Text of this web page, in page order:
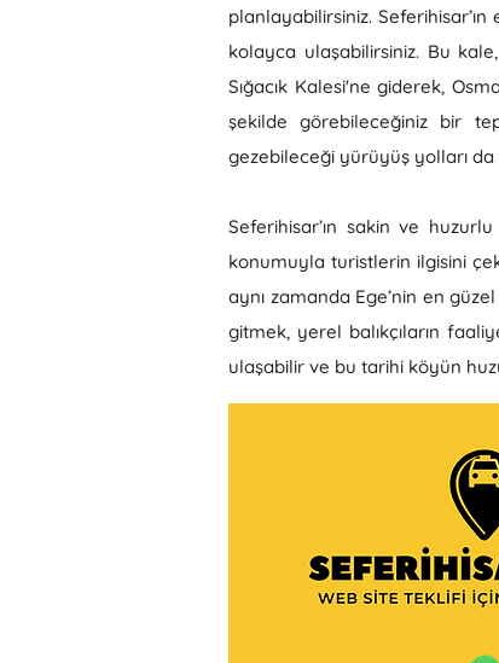
planlayabilirsiniz.
kolayca ulaşabilirsiniz. Bu
Sığacık Kalesi'ne giderek,
şekilde görebileceğiniz bir
gezebileceği yürüyüş yolları
Seferihisar’ın sakin ve
konumuyla turistlerin ilgisini
aynı zamanda Ege’nin en
gitmek, yerel balıkçıların
ulaşabilir ve bu tarihi köyün